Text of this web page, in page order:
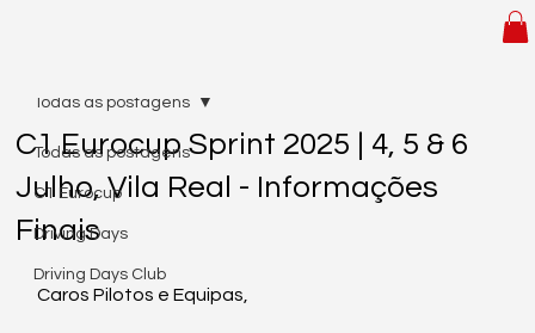
Todas as postagens
C1 Eurocup
Driving Days
Driving Days Club
Todas as postagens
C1 Eurocup Sprint 2025 | 4, 5 & 6
Julho, Vila Real - Informações
Finais
Caros Pilotos e Equipas,